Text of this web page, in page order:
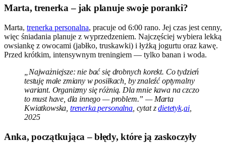
Marta, trenerka – jak planuje swoje poranki?
Marta, trenerka personalna, pracuje od 6:00 rano. Jej czas jest cenny,
więc śniadania planuje z wyprzedzeniem. Najczęściej wybiera lekką
owsiankę z owocami (jabłko, truskawki) i łyżką jogurtu oraz kawę.
Przed krótkim, intensywnym treningiem — tylko banan i woda.
„Najważniejsze: nie bać się drobnych korekt. Co tydzień
testuję małe zmiany w posiłkach, by znaleźć optymalny
wariant. Organizmy się różnią. Dla mnie kawa na czczo
to must have, dla innego — problem.” — Marta
Kwiatkowska, trenerka personalna, cytat zdietetyk.ai,
2025
Anka, początkująca – błędy, które ją zaskoczyły